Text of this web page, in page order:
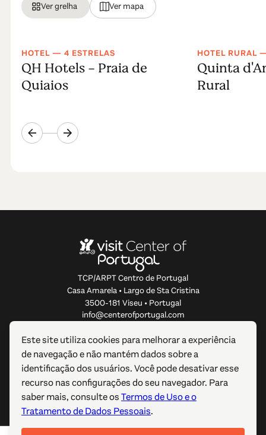
Ver grelha Ver mapa
HOTEL — 4 ESTRELAS
QH Hotels - Praia de
Quiaios
HOTEL RURAL
Quinta
Rural
TCP/ARPT Centro de Portugal
Casa Amarela • Largo de Sta Cristina
3500-181 Viseu • Portugal
info@centerofportugal.com
SOBRE ESTE WEBSITE
LIGAÇÕES ÚTEIS
SIGA-NOS
Este site utiliza cookies para melhorar a experiência
de navegação e não mantém dados sobre a
identificação dos usuários. Você pode desativar esse
recurso nas configurações do seu navegador. Para
saber mais, consulte osTermos de Uso e o
Tratamento de Dados Pessoais.